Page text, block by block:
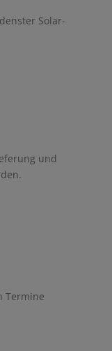
Solar-
und
Termine